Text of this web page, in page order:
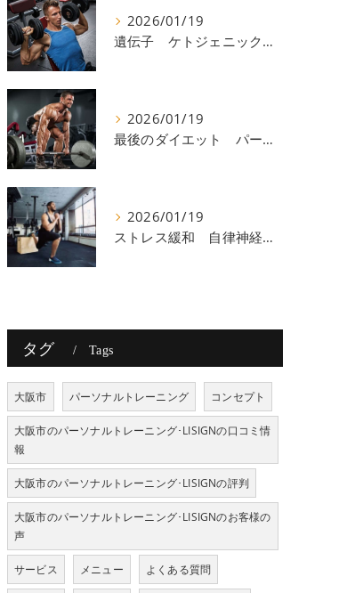
2026/01/19
遺伝子 ケトジェニック 八尾
2026/01/19
最後のダイエット パーソナルトレーニング 八尾
2026/01/19
ストレス緩和 自律神経 八尾
タグ Tags
大阪市 パーソナルトレーニング コンセプト
大阪市のパーソナルトレーニング･LISIGNの口コミ情
報
大阪市のパーソナルトレーニング･LISIGNの評判
大阪市のパーソナルトレーニング･LISIGNのお客様の
声
サービス メニュー よくある質問